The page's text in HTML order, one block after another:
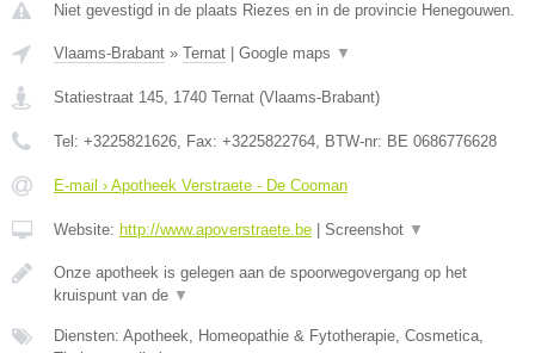
Niet gevestigd in de plaats Riezes en in de provincie Henegouwen.
Vlaams-Brabant » Ternat Google maps ▼
Statiestraat 145, 1740 Ternat (Vlaams-Brabant)
Tel: +3225821626, Fax: +3225822764, BTW-nr: BE 0686776628
E-mail › Apotheek Verstraete - De Cooman
Website: http://www.apoverstraete.be Screenshot ▼
Onze apotheek is gelegen aan de spoorwegovergang op het
kruispunt van de ▼
Diensten: Apotheek, Homeopathie & Fytotherapie, Cosmetica,